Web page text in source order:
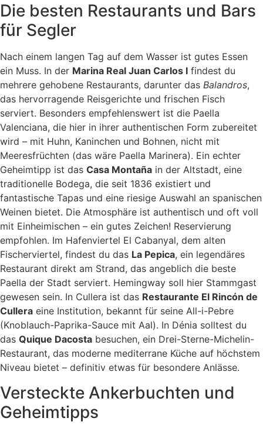
Die besten Restaurants und Bars
für Segler
Nach einem langen Tag auf dem Wasser ist gutes Essen
ein Muss. In der Marina Real Juan Carlos I findest du
mehrere gehobene Restaurants, darunter das Balandros,
das hervorragende Reisgerichte und frischen Fisch
serviert. Besonders empfehlenswert ist die Paella
Valenciana, die hier in ihrer authentischen Form zubereitet
wird – mit Huhn, Kaninchen und Bohnen, nicht mit
Meeresfrüchten (das wäre Paella Marinera). Ein echter
Geheimtipp ist das Casa Montaña in der Altstadt, eine
traditionelle Bodega, die seit 1836 existiert und
fantastische Tapas und eine riesige Auswahl an spanischen
Weinen bietet. Die Atmosphäre ist authentisch und oft voll
mit Einheimischen – ein gutes Zeichen! Reservierung
empfohlen. Im Hafenviertel El Cabanyal, dem alten
Fischerviertel, findest du das La Pepica, ein legendäres
Restaurant direkt am Strand, das angeblich die beste
Paella der Stadt serviert. Hemingway soll hier Stammgast
gewesen sein. In Cullera ist das Restaurante El Rincón de
Cullera eine Institution, bekannt für seine All-i-Pebre
(Knoblauch-Paprika-Sauce mit Aal). In Dénia solltest du
das Quique Dacosta besuchen, ein Drei-Sterne-Michelin-
Restaurant, das moderne mediterrane Küche auf höchstem
Niveau bietet – definitiv etwas für besondere Anlässe.
Versteckte Ankerbuchten und
Geheimtipps